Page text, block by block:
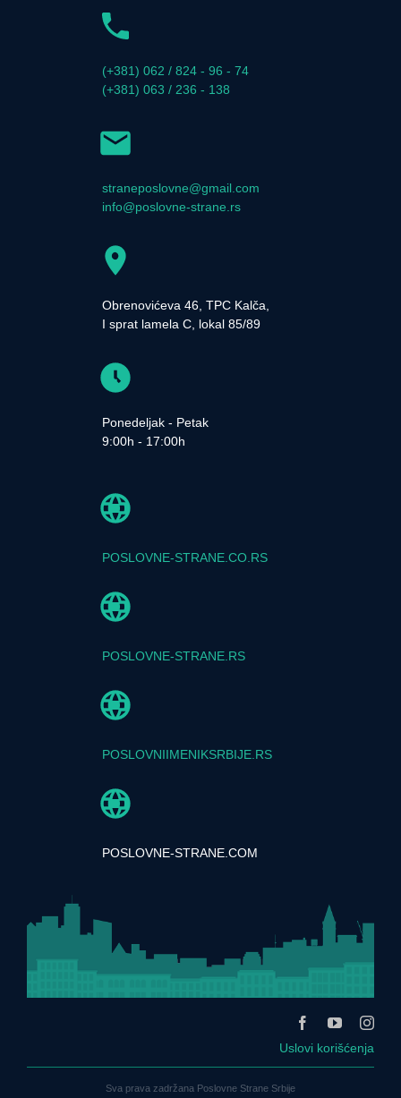
(+381) 062 / 824 - 96 - 74
(+381) 063 / 236 - 138
straneposlovne@gmail.com
info@poslovne-strane.rs
Obrenovićeva 46, TPC Kalča,
I sprat lamela C, lokal 85/89
Ponedeljak - Petak
9:00h - 17:00h
POSLOVNE-STRANE.CO.RS
POSLOVNE-STRANE.RS
POSLOVNIIMENIKSRBIJE.RS
POSLOVNE-STRANE.COM
Uslovi korišćenja
Sva prava zadržana Poslovne Strane Srbije